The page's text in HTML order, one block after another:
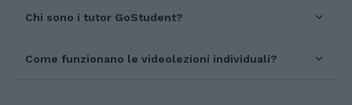
Chi sono i tutor GoStudent?
Come funzionano le videolezioni individuali?